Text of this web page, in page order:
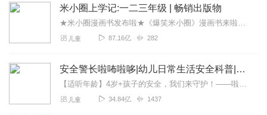
米小圈上学记:一二三年级 | 畅销出版物
★米小圈漫画书发布啦★《爆笑米小圈》漫画书来啦《米小圈上学记》一二三年级正版广播剧！《米小圈上学记》系列是儿童作家北猫最新创作的儿童小说系列，作品诙谐幽默、好...
儿童 87.16亿 282
安全警长啦咘啦哆|幼儿日常生活安全科普|宝宝巴士
【适听年龄】4岁+孩子的安全，我们来守护！——啦咘啦哆警长宣孩子天生爱冒险，好奇心爆棚！不是在大马路上比赛跑，就是踩着椅子上下跳，怎样才能保护孩子平安长大？听...
儿童 34.84亿 1437